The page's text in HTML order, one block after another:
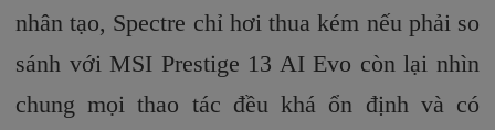
nhân tạo, Spectre chỉ hơi thua kém nếu phải so
sánh với MSI Prestige 13 AI Evo còn lại nhìn
chung mọi thao tác đều khá ổn định và có